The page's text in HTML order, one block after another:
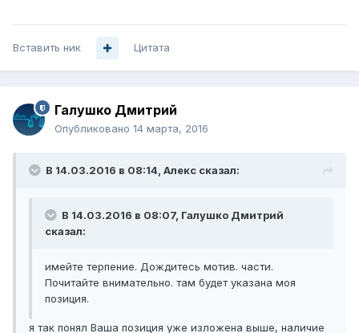
Вставить ник Цитата
Галушко Дмитрий
Опубликовано 14 марта, 2016
В 14.03.2016 в 08:14, Алекc сказал:
В 14.03.2016 в 08:07, Галушко Дмитрий
сказал:
имейте терпение. Дождитесь мотив. части.
Почитайте внимательно. там будет указана моя
позиция.
я так понял Ваша позиция уже изложена выше, наличие